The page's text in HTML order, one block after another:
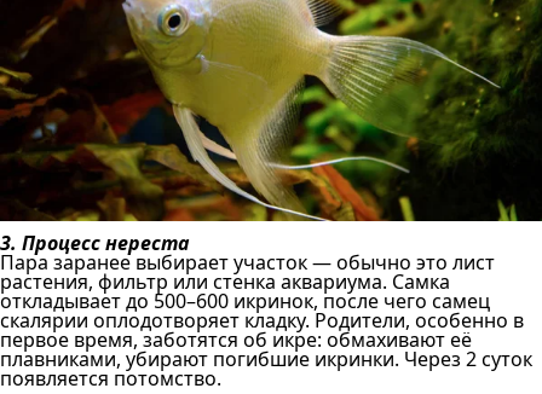
3. Процесс нереста
Пара заранее выбирает участок — обычно это лист
растения, фильтр или стенка аквариума. Самка
откладывает до 500–600 икринок, после чего самец
скалярии оплодотворяет кладку. Родители, особенно в
первое время, заботятся об икре: обмахивают её
плавниками, убирают погибшие икринки. Через 2 суток
появляется потомство.